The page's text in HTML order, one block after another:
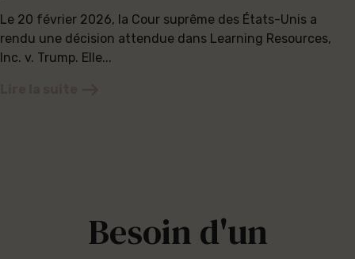
Le 20 février 2026, la Cour suprême des États-Unis a
rendu une décision attendue dans Learning Resources,
Inc. v. Trump. Elle...
Besoin d'un